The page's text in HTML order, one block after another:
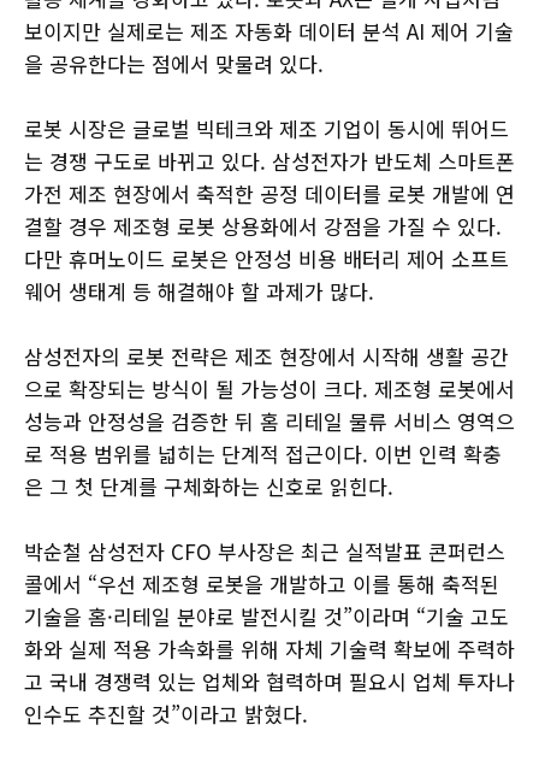
보이지만 실제로는 제조 자동화 데이터 분석 AI 제어 기술
을 공유한다는 점에서 맞물려 있다.
로봇 시장은 글로벌 빅테크와 제조 기업이 동시에 뛰어드
는 경쟁 구도로 바뀌고 있다. 삼성전자가 반도체 스마트폰
가전 제조 현장에서 축적한 공정 데이터를 로봇 개발에 연
결할 경우 제조형 로봇 상용화에서 강점을 가질 수 있다.
다만 휴머노이드 로봇은 안정성 비용 배터리 제어 소프트
웨어 생태계 등 해결해야 할 과제가 많다.
삼성전자의 로봇 전략은 제조 현장에서 시작해 생활 공간
으로 확장되는 방식이 될 가능성이 크다. 제조형 로봇에서
성능과 안정성을 검증한 뒤 홈 리테일 물류 서비스 영역으
로 적용 범위를 넓히는 단계적 접근이다. 이번 인력 확충
은 그 첫 단계를 구체화하는 신호로 읽힌다.
박순철 삼성전자 CFO 부사장은 최근 실적발표 콘퍼런스
콜에서 “우선 제조형 로봇을 개발하고 이를 통해 축적된
기술을 홈·리테일 분야로 발전시킬 것”이라며 “기술 고도
화와 실제 적용 가속화를 위해 자체 기술력 확보에 주력하
고 국내 경쟁력 있는 업체와 협력하며 필요시 업체 투자나
인수도 추진할 것”이라고 밝혔다.